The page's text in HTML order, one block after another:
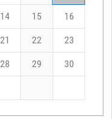
14 15 16
21 22 23
28 29 30